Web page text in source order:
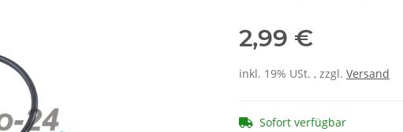
2,99 €
inkl. 19% USt. , zzgl. Versand
Sofort verfügbar